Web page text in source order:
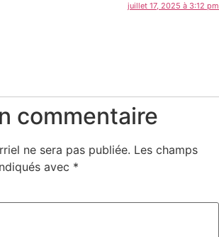
juillet 17, 2025 à 3:12 pm
commentaire
ne sera pas publiée. Les champs
avec *